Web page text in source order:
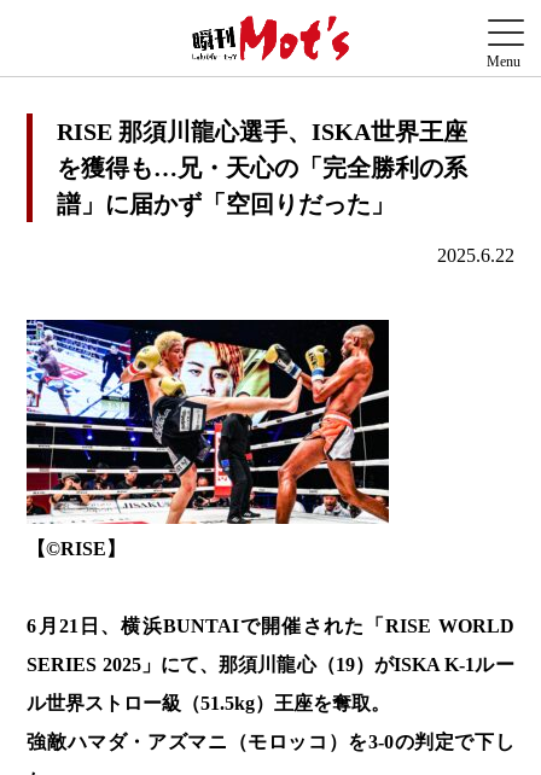
RISE 那須川龍心選手、ISKA世界王座
を獲得も…兄・天心の「完全勝利の系
譜」に届かず「空回りだった」
2025.6.22
【©️RISE】
6月21日、横浜BUNTAIで開催された「RISE WORLD
SERIES 2025」にて、那須川龍心（19）がISKA K-1ルー
ル世界ストロー級（51.5kg）王座を奪取。
強敵ハマダ・アズマニ（モロッコ）を3-0の判定で下し